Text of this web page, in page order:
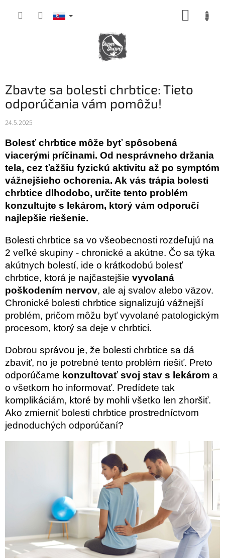
Zbavte sa bolesti chrbtice: Tieto
odporúčania vám pomôžu!
24.5.2025
Bolesť chrbtice môže byť spôsobená
viacerými príčinami. Od nesprávneho držania
tela, cez ťažšiu fyzickú aktivitu až po symptóm
vážnejšieho ochorenia. Ak vás trápia bolesti
chrbtice dlhodobo, určite tento problém
konzultujte s lekárom, ktorý vám odporučí
najlepšie riešenie.
Bolesti chrbtice sa vo všeobecnosti rozdeľujú na
2 veľké skupiny - chronické a akútne. Čo sa týka
akútnych bolestí, ide o krátkodobú bolesť
chrbtice, ktorá je najčastejšie vyvolaná
poškodením nervov, ale aj svalov alebo väzov.
Chronické bolesti chrbtice signalizujú vážnejší
problém, pričom môžu byť vyvolané patologickým
procesom, ktorý sa deje v chrbtici.
Dobrou správou je, že bolesti chrbtice sa dá
zbaviť, no je potrebné tento problém riešiť. Preto
odporúčame konzultovať svoj stav s lekárom a
o všetkom ho informovať. Predídete tak
komplikáciám, ktoré by mohli všetko len zhoršiť.
Ako zmierniť bolesti chrbtice prostredníctvom
jednoduchých odporúčaní?